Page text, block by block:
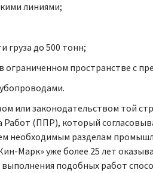
линиями;
груза до 500 тонн;
пространстве с
или законодательством той
(ППР), который
необходимым разделам
Марк» уже более 25 лет
подобных работ